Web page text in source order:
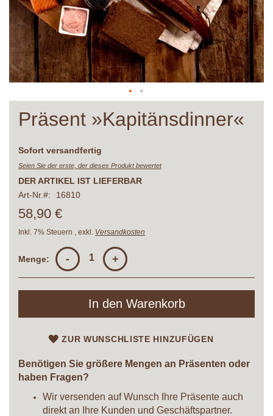
Präsent »Kapitänsdinner«
Lieferzeit
Sofort versandfertig
Seien Sie der erste, der dieses Produkt bewertet
DER ARTIKEL IST LIEFERBAR
Art-Nr.
16810
58,90 €
Inkl. 7% Steuern exkl. Versandkosten
Menge: - +
In den Warenkorb
ZUR WUNSCHLISTE HINZUFÜGEN
Benötigen Sie größere Mengen an Präsenten oder
haben Fragen?
Wir versenden auf Wunsch Ihre Präsente auch
direkt an Ihre Kunden und Geschäftspartner.
Anfang
springen